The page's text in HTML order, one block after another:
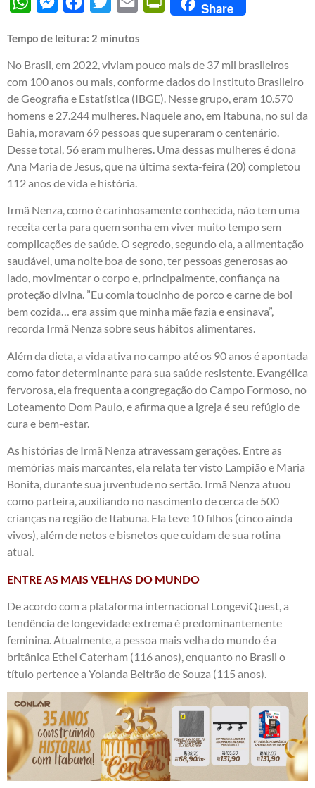
Share
Tempo de leitura: 2 minutos
No Brasil, em 2022, viviam pouco mais de 37 mil brasileiros
com 100 anos ou mais, conforme dados do Instituto Brasileiro
de Geografia e Estatística (IBGE). Nesse grupo, eram 10.570
homens e 27.244 mulheres. Naquele ano, em Itabuna, no sul da
Bahia, moravam 69 pessoas que superaram o centenário.
Desse total, 56 eram mulheres. Uma dessas mulheres é dona
Ana Maria de Jesus, que na última sexta-feira (20) completou
112 anos de vida e história.
Irmã Nenza, como é carinhosamente conhecida, não tem uma
receita certa para quem sonha em viver muito tempo sem
complicações de saúde. O segredo, segundo ela, a alimentação
saudável, uma noite boa de sono, ter pessoas generosas ao
lado, movimentar o corpo e, principalmente, confiança na
proteção divina. ​”Eu comia toucinho de porco e carne de boi
bem cozida… era assim que minha mãe fazia e ensinava”,
recorda Irmã Nenza sobre seus hábitos alimentares.
​Além da dieta, a vida ativa no campo até os 90 anos é apontada
como fator determinante para sua saúde resistente. Evangélica
fervorosa, ela frequenta a congregação do Campo Formoso, no
Loteamento Dom Paulo, e afirma que a igreja é seu refúgio de
cura e bem-estar.
​As histórias de Irmã Nenza atravessam gerações. Entre as
memórias mais marcantes, ela relata ter visto Lampião e Maria
Bonita, durante sua juventude no sertão. ​Irmã Nenza atuou
como parteira, auxiliando no nascimento de cerca de 500
crianças na região de Itabuna. ​Ela teve 10 filhos (cinco ainda
vivos), além de netos e bisnetos que cuidam de sua rotina
atual.
ENTRE AS MAIS VELHAS DO MUNDO
​De acordo com a plataforma internacional LongeviQuest, a
tendência de longevidade extrema é predominantemente
feminina. Atualmente, a pessoa mais velha do mundo é a
britânica Ethel Caterham (116 anos), enquanto no Brasil o
título pertence a Yolanda Beltrão de Souza (115 anos).